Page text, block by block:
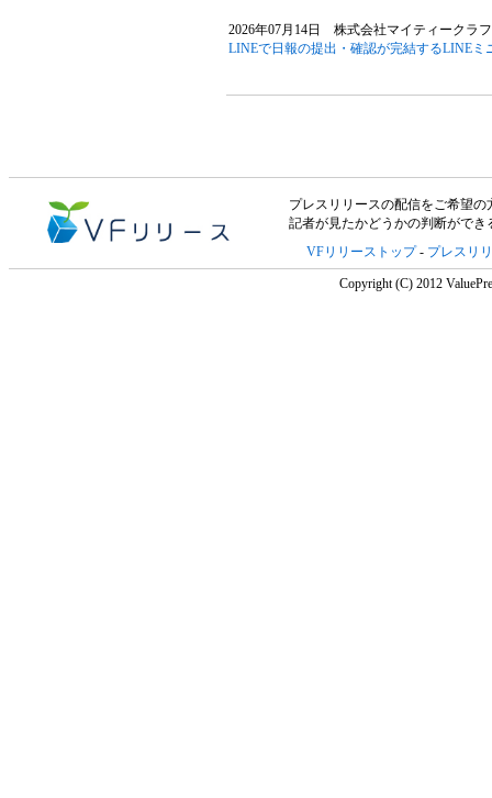
2026年07月14日 株式会社マイティークラ
LINEで日報の提出・確認が完結するLINE
プレスリリースの配信をご希望の
記者が見たかどうかの判断がで
VFリリーストップ- プレスリ
Copyright (C) 2012